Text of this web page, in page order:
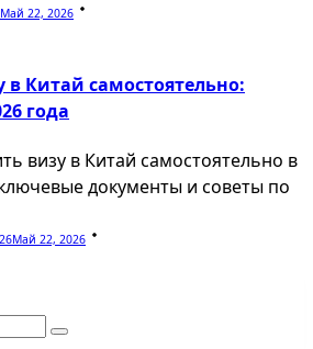
Май 22, 2026
в Китай самостоятельно:
года
визу в Китай самостоятельно в
документы и советы по
Май 22, 2026